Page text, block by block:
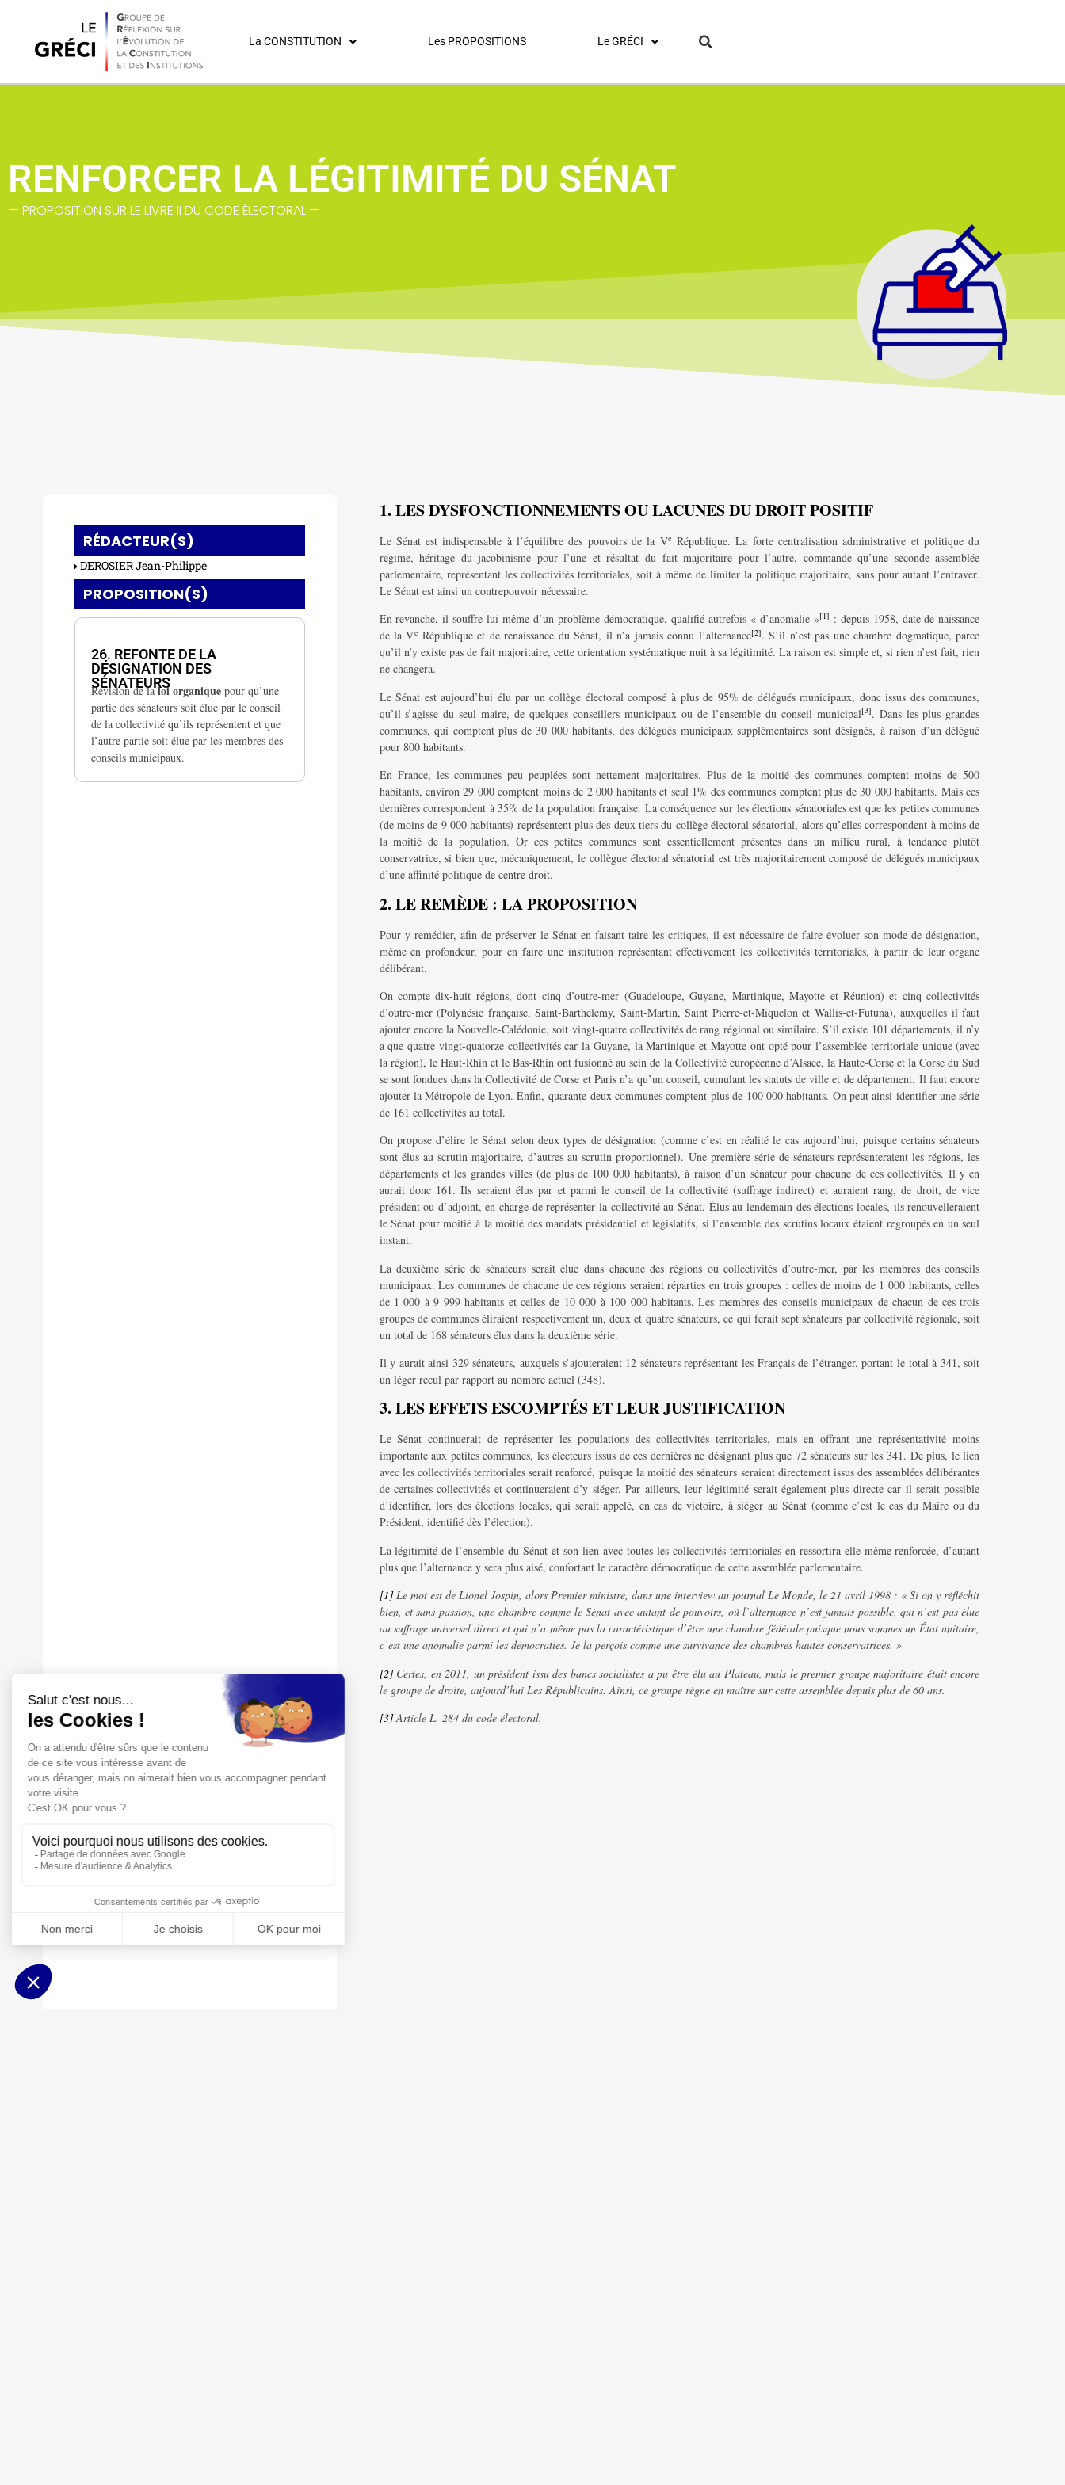
La CONSTITUTION Les PROPOSITIONS Le GRÉCI
RENFORCER LA LÉGITIMITÉ DU SÉNAT
— PROPOSITION SUR LE LIVRE II DU CODE ÉLECTORAL —
RÉDACTEUR(S)
DEROSIER Jean-Philippe
PROPOSITION(S)
26. REFONTE DE LA
DÉSIGNATION DES
SÉNATEURS
Révision de laloi organiquepour qu’une
partie des sénateurs soit élue par le conseil
de la collectivité qu’ils représentent et que
l’autre partie soit élue par les membres des
conseils municipaux.
1. LES DYSFONCTIONNEMENTS OU LACUNES DU DROIT POSITIF
Le Sénat est indispensable à l’équilibre des pouvoirs de la VeRépublique. La forte centralisation administrative et politique du
régime, héritage du jacobinisme pour l’une et résultat du fait majoritaire pour l’autre, commande qu’une seconde assemblée
parlementaire, représentant les collectivités territoriales, soit à même de limiter la politique majoritaire, sans pour autant l’entraver.
Le Sénat est ainsi un contrepouvoir nécessaire.
En revanche, il souffre lui-même d’un problème démocratique, qualifié autrefois « d’anomalie »[1] : depuis 1958, date de naissance
de la VeRépublique et de renaissance du Sénat, il n’a jamais connu l’alternance[2]. S’il n’est pas une chambre dogmatique, parce
qu’il n’y existe pas de fait majoritaire, cette orientation systématique nuit à sa légitimité. La raison est simple et, si rien n’est fait, rien
ne changera.
Le Sénat est aujourd’hui élu par un collège électoral composé à plus de 95% de délégués municipaux, donc issus des communes,
qu’il s’agisse du seul maire, de quelques conseillers municipaux ou de l’ensemble du conseil municipal[3]. Dans les plus grandes
communes, qui comptent plus de 30 000 habitants, des délégués municipaux supplémentaires sont désignés, à raison d’un délégué
pour 800 habitants.
En France, les communes peu peuplées sont nettement majoritaires. Plus de la moitié des communes comptent moins de 500
habitants, environ 29 000 comptent moins de 2 000 habitants et seul 1% des communes comptent plus de 30 000 habitants. Mais ces
dernières correspondent à 35% de la population française. La conséquence sur les élections sénatoriales est que les petites communes
(de moins de 9 000 habitants) représentent plus des deux tiers du collège électoral sénatorial, alors qu’elles correspondent à moins de
la moitié de la population. Or ces petites communes sont essentiellement présentes dans un milieu rural, à tendance plutôt
conservatrice, si bien que, mécaniquement, le collègue électoral sénatorial est très majoritairement composé de délégués municipaux
d’une affinité politique de centre droit.
2. LE REMÈDE : LA PROPOSITION
Pour y remédier, afin de préserver le Sénat en faisant taire les critiques, il est nécessaire de faire évoluer son mode de désignation,
même en profondeur, pour en faire une institution représentant effectivement les collectivités territoriales, à partir de leur organe
délibérant.
On compte dix-huit régions, dont cinq d’outre-mer (Guadeloupe, Guyane, Martinique, Mayotte et Réunion) et cinq collectivités
d’outre-mer (Polynésie française, Saint-Barthélemy, Saint-Martin, Saint Pierre-et-Miquelon et Wallis-et-Futuna), auxquelles il faut
ajouter encore la Nouvelle-Calédonie, soit vingt-quatre collectivités de rang régional ou similaire. S’il existe 101 départements, il n’y
a que quatre vingt-quatorze collectivités car la Guyane, la Martinique et Mayotte ont opté pour l’assemblée territoriale unique (avec
la région), le Haut-Rhin et le Bas-Rhin ont fusionné au sein de la Collectivité européenne d’Alsace, la Haute-Corse et la Corse du Sud
se sont fondues dans la Collectivité de Corse et Paris n’a qu’un conseil, cumulant les statuts de ville et de département. Il faut encore
ajouter la Métropole de Lyon. Enfin, quarante-deux communes comptent plus de 100 000 habitants. On peut ainsi identifier une série
de 161 collectivités au total.
On propose d’élire le Sénat selon deux types de désignation (comme c’est en réalité le cas aujourd’hui, puisque certains sénateurs
sont élus au scrutin majoritaire, d’autres au scrutin proportionnel). Une première série de sénateurs représenteraient les régions, les
départements et les grandes villes (de plus de 100 000 habitants), à raison d’un sénateur pour chacune de ces collectivités. Il y en
aurait donc 161. Ils seraient élus par et parmi le conseil de la collectivité (suffrage indirect) et auraient rang, de droit, de vice
président ou d’adjoint, en charge de représenter la collectivité au Sénat. Élus au lendemain des élections locales, ils renouvelleraient
le Sénat pour moitié à la moitié des mandats présidentiel et législatifs, si l’ensemble des scrutins locaux étaient regroupés en un seul
instant.
La deuxième série de sénateurs serait élue dans chacune des régions ou collectivités d’outre-mer, par les membres des conseils
municipaux. Les communes de chacune de ces régions seraient réparties en trois groupes : celles de moins de 1 000 habitants, celles
de 1 000 à 9 999 habitants et celles de 10 000 à 100 000 habitants. Les membres des conseils municipaux de chacun de ces trois
groupes de communes éliraient respectivement un, deux et quatre sénateurs, ce qui ferait sept sénateurs par collectivité régionale, soit
un total de 168 sénateurs élus dans la deuxième série.
Il y aurait ainsi 329 sénateurs, auxquels s’ajouteraient 12 sénateurs représentant les Français de l’étranger, portant le total à 341, soit
un léger recul par rapport au nombre actuel (348).
3. LES EFFETS ESCOMPTÉS ET LEUR JUSTIFICATION
Le Sénat continuerait de représenter les populations des collectivités territoriales, mais en offrant une représentativité moins
importante aux petites communes, les électeurs issus de ces dernières ne désignant plus que 72 sénateurs sur les 341. De plus, le lien
avec les collectivités territoriales serait renforcé, puisque la moitié des sénateurs seraient directement issus des assemblées délibérantes
de certaines collectivités et continueraient d’y siéger. Par ailleurs, leur légitimité serait également plus directe car il serait possible
d’identifier, lors des élections locales, qui serait appelé, en cas de victoire, à siéger au Sénat (comme c’est le cas du Maire ou du
Président, identifié dès l’élection).
La légitimité de l’ensemble du Sénat et son lien avec toutes les collectivités territoriales en ressortira elle même renforcée, d’autant
plus que l’alternance y sera plus aisé, confortant le caractère démocratique de cette assemblée parlementaire.
[1]Le mot est de Lionel Jospin, alors Premier ministre, dans une interview au journal Le Monde, le 21 avril 1998 : « Si on y réfléchit
bien, et sans passion, une chambre comme le Sénat avec autant de pouvoirs, où l’alternance n’est jamais possible, qui n’est pas élue
au suffrage universel direct et qui n’a même pas la caractéristique d’être une chambre fédérale puisque nous sommes un État unitaire,
c’est une anomalie parmi les démocraties. Je la perçois comme une survivance des chambres hautes conservatrices. »
[2]Certes, en 2011, un président issu des bancs socialistes a pu être élu au Plateau, mais le premier groupe majoritaire était encore
le groupe de droite, aujourd’hui Les Républicains. Ainsi, ce groupe règne en maître sur cette assemblée depuis plus de 60 ans.
[3]Article L. 284 du code électoral.